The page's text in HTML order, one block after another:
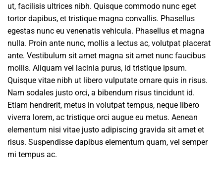
ut, facilisis ultrices nibh. Quisque commodo nunc eget
tortor dapibus, et tristique magna convallis. Phasellus
egestas nunc eu venenatis vehicula. Phasellus et magna
nulla. Proin ante nunc, mollis a lectus ac, volutpat placerat
ante. Vestibulum sit amet magna sit amet nunc faucibus
mollis. Aliquam vel lacinia purus, id tristique ipsum.
Quisque vitae nibh ut libero vulputate ornare quis in risus.
Nam sodales justo orci, a bibendum risus tincidunt id.
Etiam hendrerit, metus in volutpat tempus, neque libero
viverra lorem, ac tristique orci augue eu metus. Aenean
elementum nisi vitae justo adipiscing gravida sit amet et
risus. Suspendisse dapibus elementum quam, vel semper
mi tempus ac.